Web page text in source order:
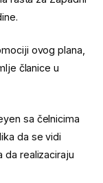
ovog plana,
članice u
sa čelnicima
da se vidi
realizaciraju